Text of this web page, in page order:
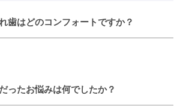
歯はどのコンフォートですか？
ったお悩みは何でしたか？